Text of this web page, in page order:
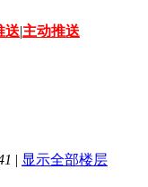
送|主动推送
| 显示全部楼层